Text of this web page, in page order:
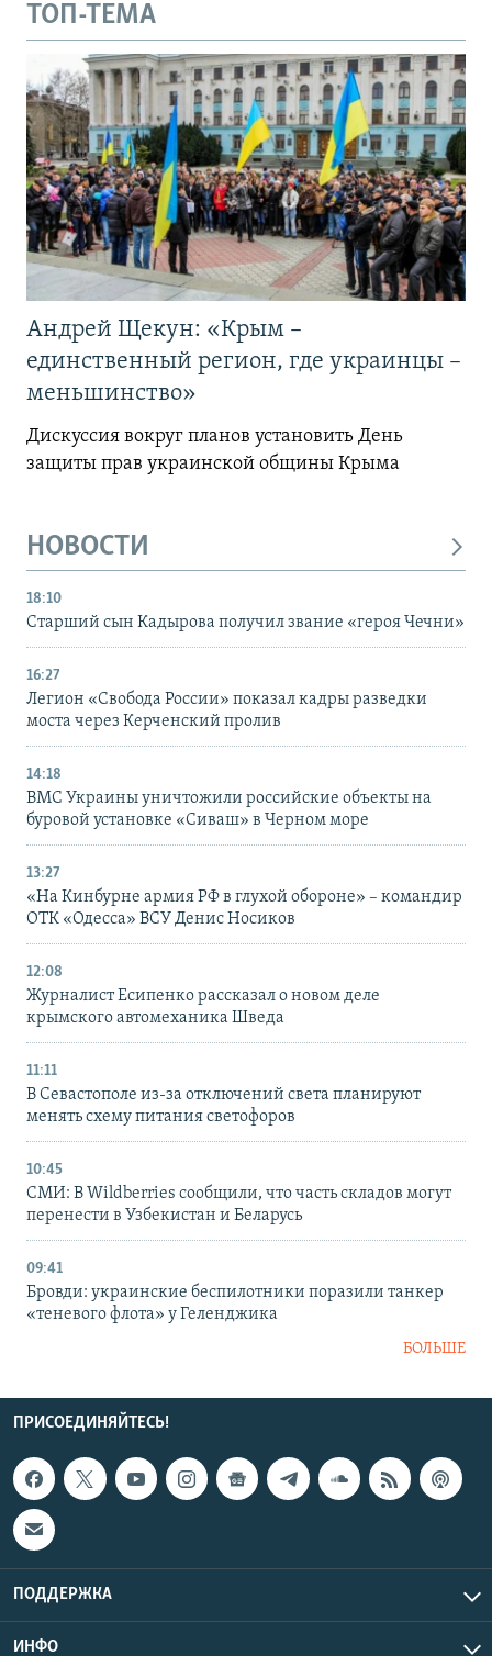
ТОП-ТЕМА
Андрей Щекун: «Крым –
единственный регион, где украинцы –
меньшинство»
Дискуссия вокруг планов установить День
защиты прав украинской общины Крыма
НОВОСТИ
18:10
Старший сын Кадырова получил звание «героя Чечни»
16:27
Легион «Свобода России» показал кадры разведки
моста через Керченский пролив
14:18
ВМС Украины уничтожили российские объекты на
буровой установке «Сиваш» в Черном море
13:27
«На Кинбурне армия РФ в глухой обороне» – командир
ОТК «Одесса» ВСУ Денис Носиков
12:08
Журналист Есипенко рассказал о новом деле
крымского автомеханика Шведа
11:11
В Севастополе из-за отключений света планируют
менять схему питания светофоров
10:45
СМИ: В Wildberries сообщили, что часть складов могут
перенести в Узбекистан и Беларусь
09:41
Бровди: украинские беспилотники поразили танкер
«теневого флота» у Геленджика
БОЛЬШЕ
ПРИСОЕДИНЯЙТЕСЬ!
ПОДДЕРЖКА
ИНФО